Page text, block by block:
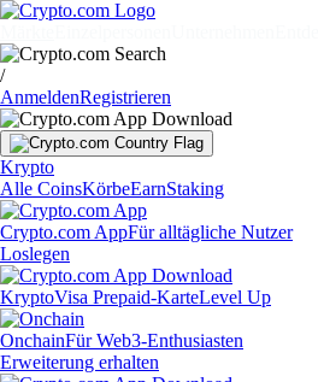
/
AnmeldenRegistrieren
Krypto
Alle CoinsKörbeEarnStaking
Crypto.com AppFür alltägliche Nutzer
Loslegen
KryptoVisa Prepaid-KarteLevel Up
OnchainFür Web3-Enthusiasten
Erweiterung erhalten